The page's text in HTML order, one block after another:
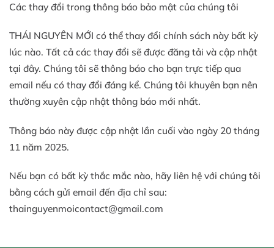
Các thay đổi trong thông báo bảo mật của chúng tôi
THÁI NGUYÊN MỚI có thể thay đổi chính sách này bất kỳ
lúc nào. Tất cả các thay đổi sẽ được đăng tải và cập nhật
tại đây. Chúng tôi sẽ thông báo cho bạn trực tiếp qua
email nếu có thay đổi đáng kể. Chúng tôi khuyên bạn nên
thường xuyên cập nhật thông báo mới nhất.
Thông báo này được cập nhật lần cuối vào ngày 20 tháng
11 năm 2025.
Nếu bạn có bất kỳ thắc mắc nào, hãy liên hệ với chúng tôi
bằng cách gửi email đến địa chỉ sau:
thainguyenmoicontact@gmail.com